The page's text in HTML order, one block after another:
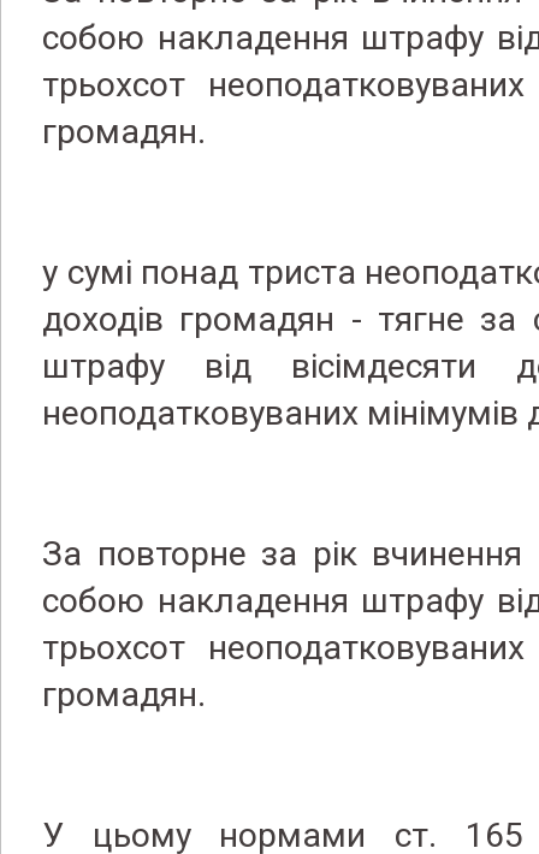
собою накладення штрафу
трьохсот неоподатковуваних
громадян.
у сумі понад триста
доходів громадян - тягне
штрафу від вісімдесяти
неоподатковуваних мінімумів
За повторне за рік вчинення
собою накладення штрафу
трьохсот неоподатковуваних
громадян.
У цьому нормами ст.